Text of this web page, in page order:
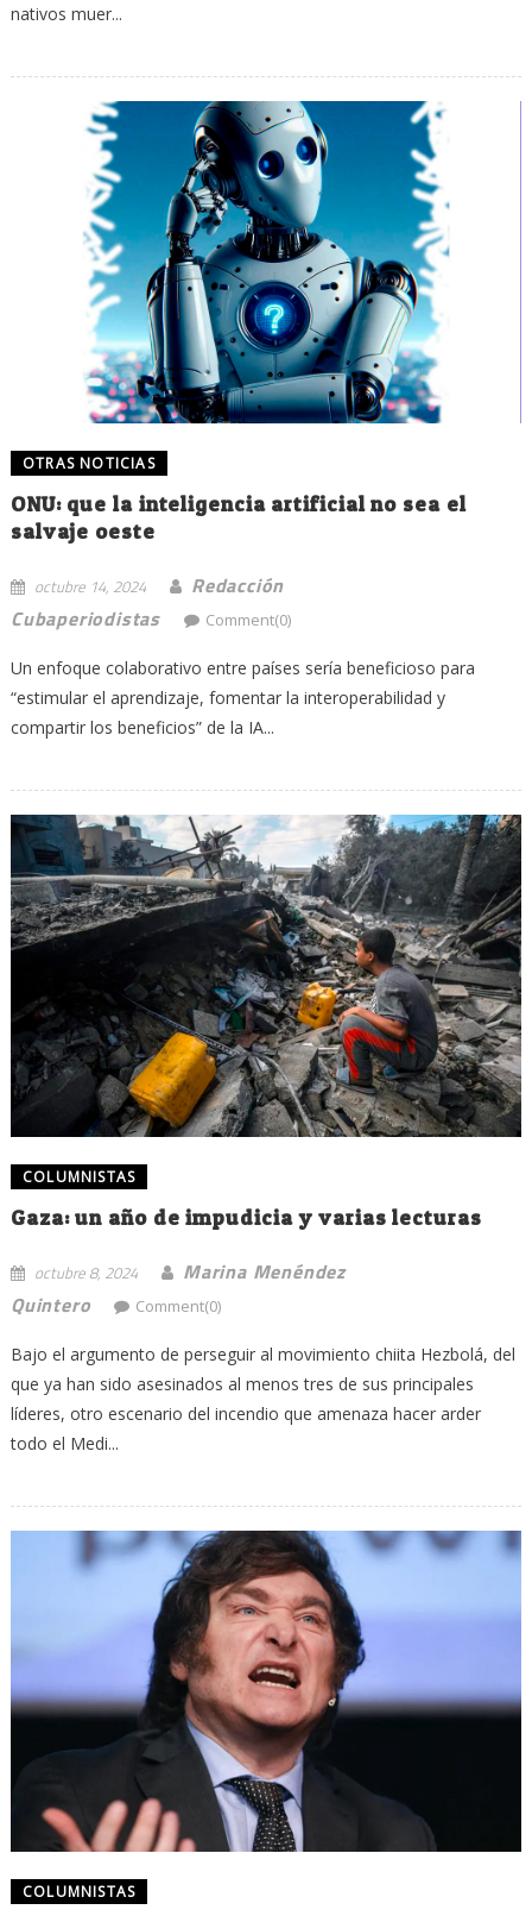
nativos muer...
OTRAS NOTICIAS
ONU: que la inteligencia artificial no sea el
salvaje oeste
octubre 14, 2024
Redacción
Cubaperiodistas
Comment(0)
Un enfoque colaborativo entre países sería beneficioso para
“estimular el aprendizaje, fomentar la interoperabilidad y
compartir los beneficios” de la IA...
COLUMNISTAS
Gaza: un año de impudicia y varias lecturas
octubre 8, 2024
Marina Menéndez
Quintero
Comment(0)
Bajo el argumento de perseguir al movimiento chiita Hezbolá, del
que ya han sido asesinados al menos tres de sus principales
líderes, otro escenario del incendio que amenaza hacer arder
todo el Medi...
COLUMNISTAS